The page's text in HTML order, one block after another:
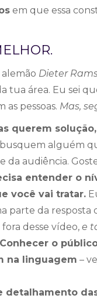
em que essa
alemão Dieter
tua área. Eu sei
pessoas. Mas,
querem
alguém
audiência.
entender o
você vai tratar.
parte da
desse vídeo, e
Conhecer o
na linguagem –
detalhamento